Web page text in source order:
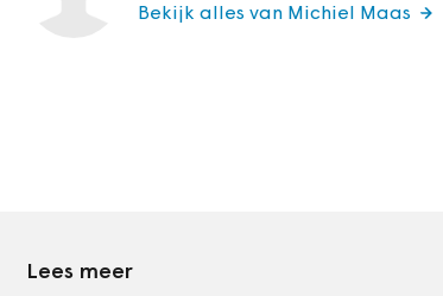
Bekijk alles van Michiel Maas
Lees meer